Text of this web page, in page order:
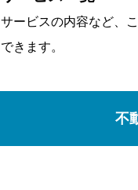
サービスの内容など、
できます。
不